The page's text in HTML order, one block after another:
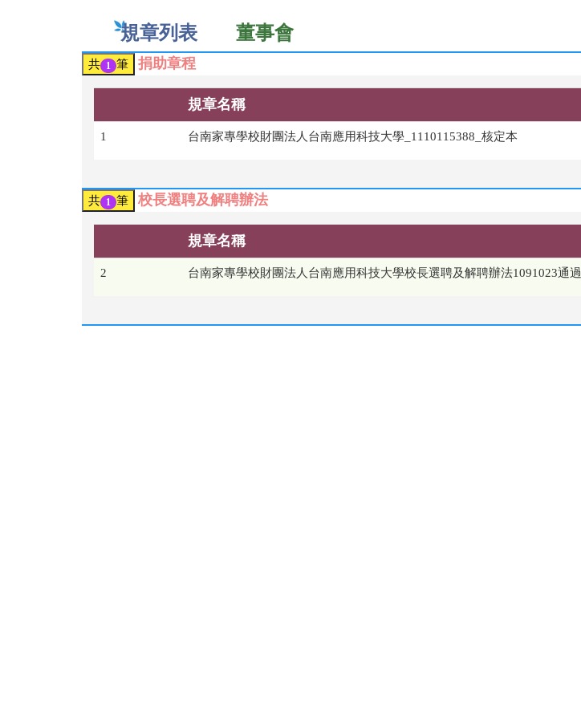
規章列表 董事會
共 1 筆 捐助章程
規章名稱
1 台南家專學校財團法人台南應用科技大學_1110115388_核定本
共 1 筆 校長選聘及解聘辦法
規章名稱
2 台南家專學校財團法人台南應用科技大學校長選聘及解聘辦法1091023通過